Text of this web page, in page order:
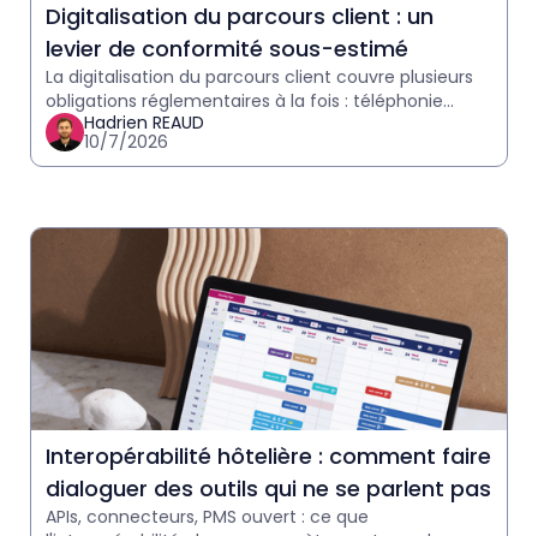
Digitalisation du parcours client : un
levier de conformité sous-estimé
La digitalisation du parcours client couvre plusieurs
obligations réglementaires à la fois : téléphonie
Atout France, RGPD, traçabilité des échanges. Ce
que les
Hadrien REAUD
10/7/2026
Interopérabilité hôtelière : comment faire
dialoguer des outils qui ne se parlent pas
APIs, connecteurs, PMS ouvert : ce que